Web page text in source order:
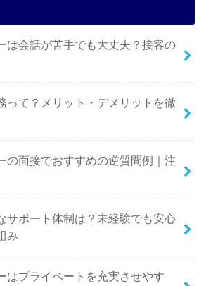
は会話が苦手でも大丈夫？接客の
って？メリット・デメリットを徹
の面接でおすすめの逆質問例｜注
サポート体制は？未経験でも安心
み
はプライベートを充実させやす